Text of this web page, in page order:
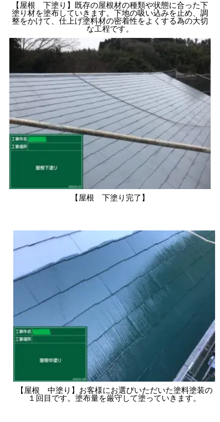
【屋根 下塗り】既存の屋根材の種類や状態に合った下
塗り材を塗布していきます。下地の吸い込みを止め、調
整をかけて、仕上げ塗料材の密着性をよくする為の大切
な工程です。
【屋根 下塗り完了】
【屋根 中塗り】お客様にお選びいただいた塗料塗装の
１回目です。塗布量を厳守して塗っていきます。